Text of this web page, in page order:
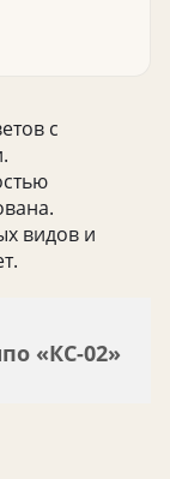
с
видов и
«КС-02»